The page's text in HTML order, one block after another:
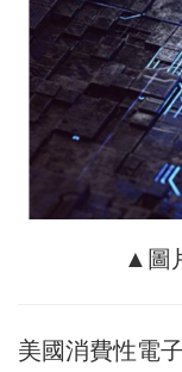
▲圖
美國消費性電